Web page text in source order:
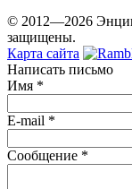
© 2012—2026
защищены.
Карта сайта
Написать письмо
Имя *
E-mail *
Сообщение *